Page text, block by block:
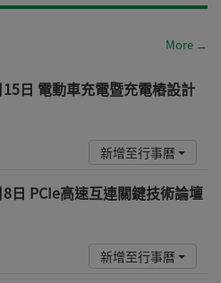
More →
15日 電動車充電暨充電樁設計
新增至行事曆
8日 PCIe高速互連關鍵技術論壇
新增至行事曆